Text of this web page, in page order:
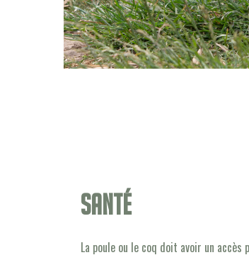
Santé
La poule ou le coq doit avoir un accès